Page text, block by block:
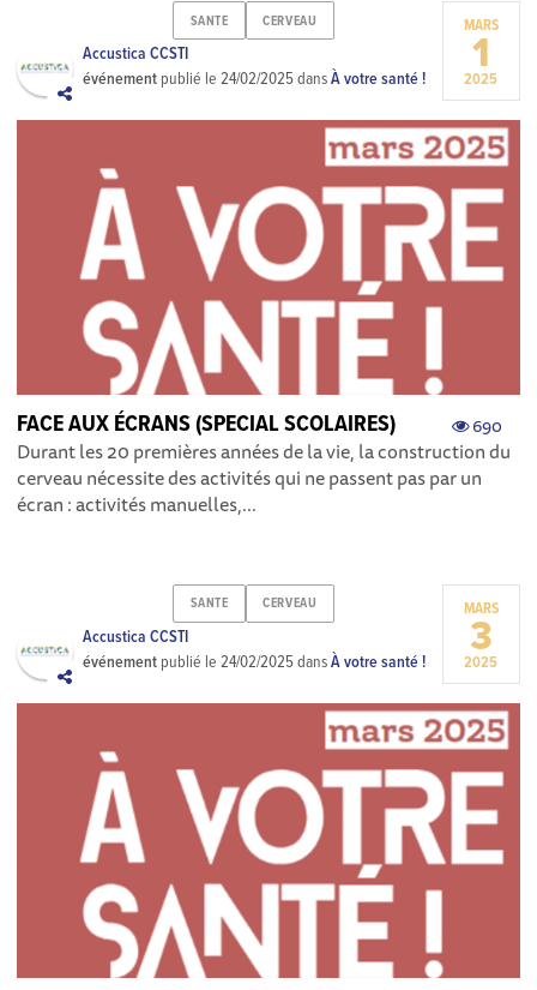
SANTE CERVEAU
Accustica CCSTI
événement publié le24/02/2025dansÀ votre santé !
MARS
1
2025
690
FACE AUX ÉCRANS (SPECIAL SCOLAIRES)
Durant les 20 premières années de la vie, la construction du
cerveau nécessite des activités qui ne passent pas par un
écran : activités manuelles,...
SANTE CERVEAU
Accustica CCSTI
événement publié le24/02/2025dansÀ votre santé !
MARS
3
2025